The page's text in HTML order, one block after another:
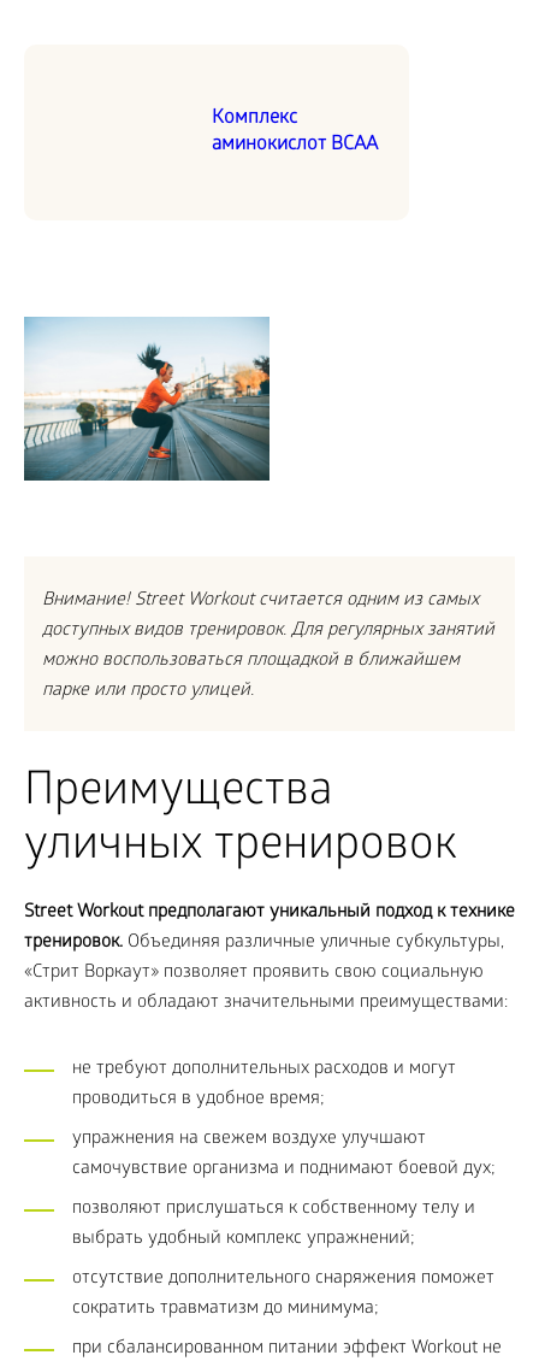
Комплекс
аминокислот BCAA
Внимание! Street Workout считается одним из самых
доступных видов тренировок. Для регулярных занятий
можно воспользоваться площадкой в ближайшем
парке или просто улицей.
Преимущества
уличных тренировок
Street Workout предполагают уникальный подход к технике
тренировок. Объединяя различные уличные субкультуры,
«Стрит Воркаут» позволяет проявить свою социальную
активность и обладают значительными преимуществами:
не требуют дополнительных расходов и могут
проводиться в удобное время;
упражнения на свежем воздухе улучшают
самочувствие организма и поднимают боевой дух;
позволяют прислушаться к собственному телу и
выбрать удобный комплекс упражнений;
отсутствие дополнительного снаряжения поможет
сократить травматизм до минимума;
при сбалансированном питании эффект Workout не